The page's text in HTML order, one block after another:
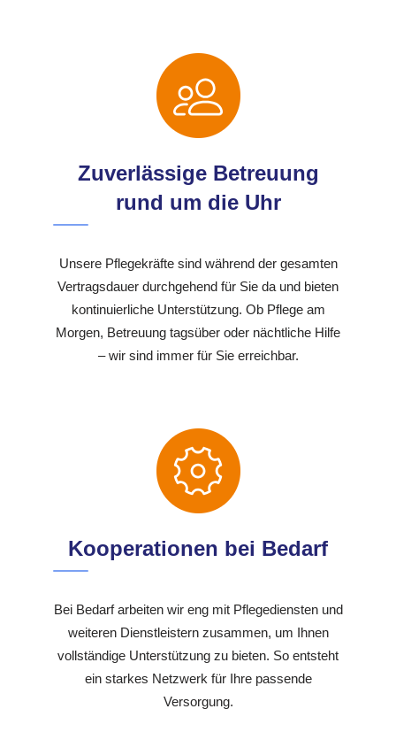
Zuverlässige Betreuung
rund um die Uhr
Unsere Pflegekräfte sind während der gesamten
Vertragsdauer durchgehend für Sie da und bieten
kontinuierliche Unterstützung. Ob Pflege am
Morgen, Betreuung tagsüber oder nächtliche Hilfe
– wir sind immer für Sie erreichbar.
Kooperationen bei Bedarf
Bei Bedarf arbeiten wir eng mit Pflegediensten und
weiteren Dienstleistern zusammen, um Ihnen
vollständige Unterstützung zu bieten. So entsteht
ein starkes Netzwerk für Ihre passende
Versorgung.